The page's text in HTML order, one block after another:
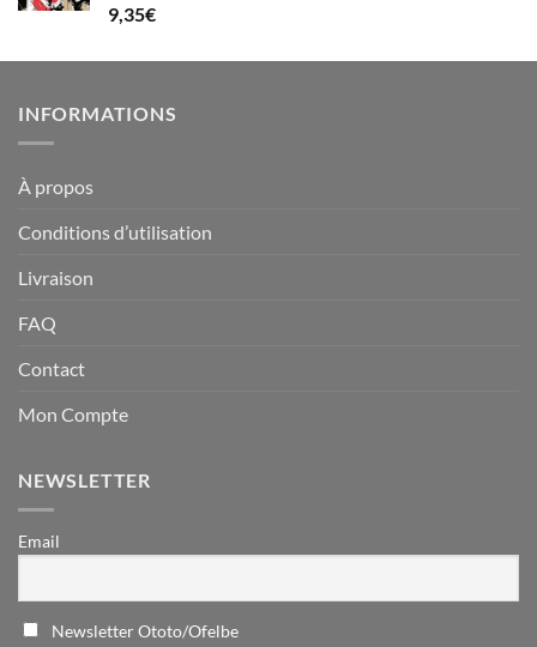
Note5.00
sur 5
9,35€
INFORMATIONS
À propos
Conditions d’utilisation
Livraison
FAQ
Contact
Mon Compte
NEWSLETTER
Email
Newsletter Ototo/Ofelbe